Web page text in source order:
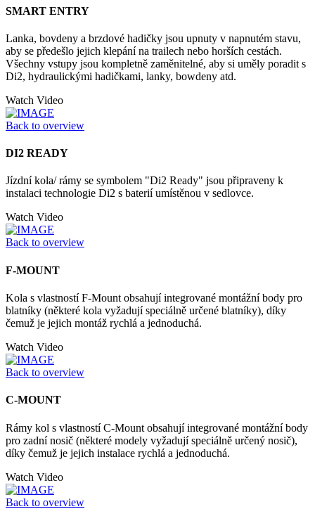
SMART ENTRY
Lanka, bovdeny a brzdové hadičky jsou upnuty v napnutém stavu,
aby se předešlo jejich klepání na trailech nebo horších cestách.
Všechny vstupy jsou kompletně zaměnitelné, aby si uměly poradit s
Di2, hydraulickými hadičkami, lanky, bowdeny atd.
Watch Video
Back to overview
DI2 READY
Jízdní kola/ rámy se symbolem "Di2 Ready" jsou připraveny k
instalaci technologie Di2 s baterií umístěnou v sedlovce.
Watch Video
Back to overview
F-MOUNT
Kola s vlastností F-Mount obsahují integrované montážní body pro
blatníky (některé kola vyžadují speciálně určené blatníky), díky
čemuž je jejich montáž rychlá a jednoduchá.
Watch Video
Back to overview
C-MOUNT
Rámy kol s vlastností C-Mount obsahují integrované montážní body
pro zadní nosič (některé modely vyžadují speciálně určený nosič),
díky čemuž je jejich instalace rychlá a jednoduchá.
Watch Video
Back to overview